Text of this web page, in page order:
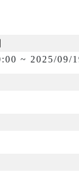
~ 2025/09/